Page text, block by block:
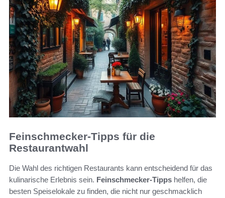
Feinschmecker-Tipps für die
Restaurantwahl
Die Wahl des richtigen Restaurants kann entscheidend für das
kulinarische Erlebnis sein. Feinschmecker-Tipps helfen, die
besten Speiselokale zu finden, die nicht nur geschmacklich